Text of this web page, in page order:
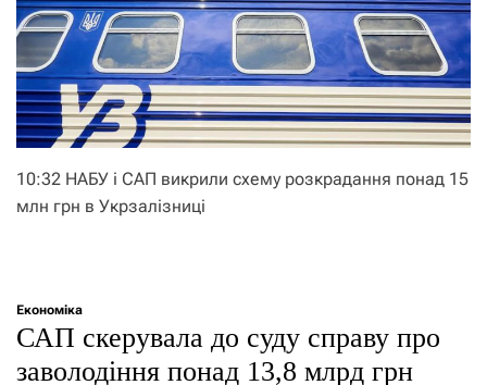
10:32 НАБУ і САП викрили схему розкрадання понад 15
млн грн в Укрзалізниці
Економіка
САП скерувала до суду справу про
заволодіння понад 13,8 млрд грн